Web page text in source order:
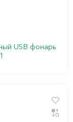
USB фонарь